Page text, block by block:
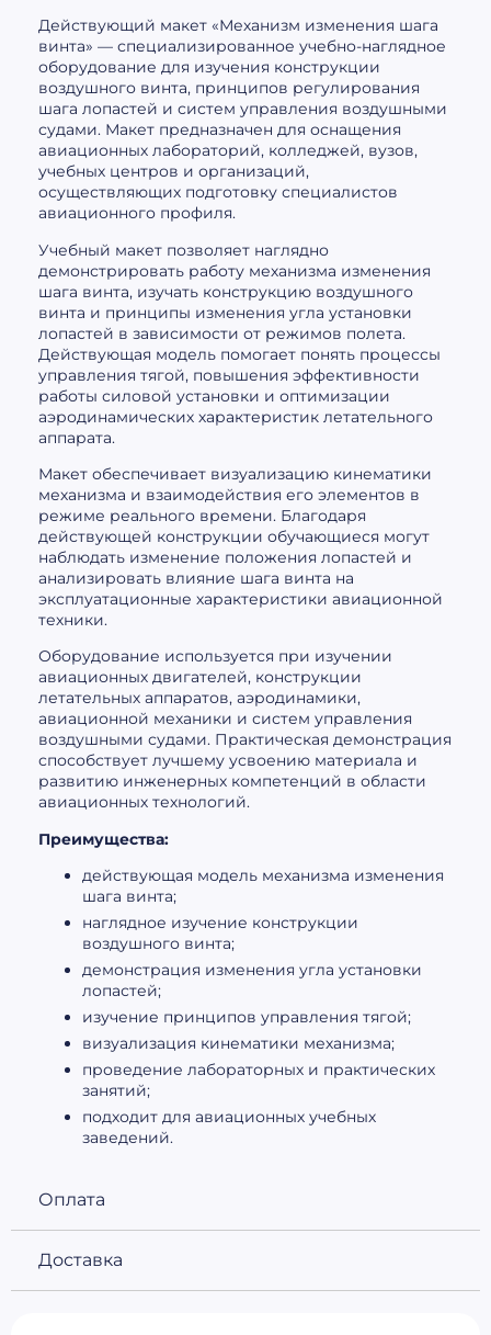
Оплата
Доставка
Действующий макет «Механизм изменения шага
винта» — специализированное учебно-наглядное
оборудование для изучения конструкции
воздушного винта, принципов регулирования
шага лопастей и систем управления воздушными
судами. Макет предназначен для оснащения
авиационных лабораторий, колледжей, вузов,
учебных центров и организаций,
осуществляющих подготовку специалистов
авиационного профиля.
Учебный макет позволяет наглядно
демонстрировать работу механизма изменения
шага винта, изучать конструкцию воздушного
винта и принципы изменения угла установки
лопастей в зависимости от режимов полета.
Действующая модель помогает понять процессы
управления тягой, повышения эффективности
работы силовой установки и оптимизации
аэродинамических характеристик летательного
аппарата.
Макет обеспечивает визуализацию кинематики
механизма и взаимодействия его элементов в
режиме реального времени. Благодаря
действующей конструкции обучающиеся могут
наблюдать изменение положения лопастей и
анализировать влияние шага винта на
эксплуатационные характеристики авиационной
техники.
Оборудование используется при изучении
авиационных двигателей, конструкции
летательных аппаратов, аэродинамики,
авиационной механики и систем управления
воздушными судами. Практическая демонстрация
способствует лучшему усвоению материала и
развитию инженерных компетенций в области
авиационных технологий.
Преимущества:
действующая модель механизма изменения
шага винта;
наглядное изучение конструкции
воздушного винта;
демонстрация изменения угла установки
лопастей;
изучение принципов управления тягой;
визуализация кинематики механизма;
проведение лабораторных и практических
занятий;
подходит для авиационных учебных
заведений.